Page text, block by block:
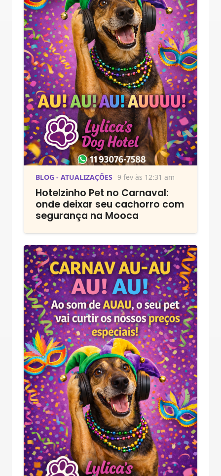
BLOG - ATUALIZAÇÕES 9 fev às 12:31 am
Hotelzinho Pet no Carnaval:
onde deixar seu cachorro com
segurança na Mooca